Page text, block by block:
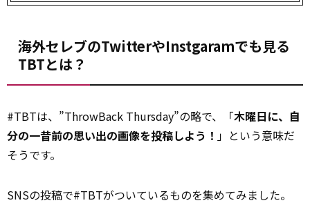
海外セレブのTwitterやInstgaramでも見る
TBTとは？
#TBTは、”ThrowBack Thursday”の略で、「木曜日に、自
分の一昔前の思い出の画像を投稿しよう！ 」という意味だ
そうです。
SNSの投稿で#TBTがついているものを集めてみました。